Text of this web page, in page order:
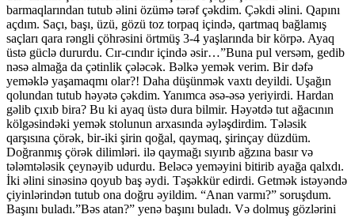
barmaqlarından tutub əlini özümə tərəf çəkdim. Çəkdi əlini. Qapını
açdım. Saçı, başı, üzü, gözü toz torpaq içində, qartmaq bağlamış
saçları qara rəngli çöhrəsini örtmüş 3-4 yaşlarında bir körpə. Ayaq
üstə güclə dururdu. Cır-cındır içində əsir…”Buna pul versəm, gedib
nəsə almağa da çətinlik çələcək. Bəlkə yemək verim. Bir dəfə
yeməklə yaşamaqmı olar?! Daha düşünmək vaxtı deyildi. Uşağın
qolundan tutub həyətə çəkdim. Yanımca əsə-əsə yeriyirdi. Hardan
gəlib çıxıb bira? Bu ki ayaq üstə dura bilmir. Həyətdə tut ağacının
kölgəsindəki yemək stolunun arxasında əyləşdirdim. Tələsik
qarşısına çörək, bir-iki şirin qoğal, qaymaq, şirinçay düzdüm.
Doğranmış çörək dilimləri. ilə qaymağı sıyırıb ağzına basır və
tələmtələsik çeynəyib udurdu. Beləcə yeməyini bitirib ayağa qalxdı.
İki əlini sinəsinə qoyub baş əydi. Təşəkkür edirdi. Getmək istəyəndə
çiyinlərindən tutub ona doğru əyildim. “Anan varmı?” soruşdum.
Başını buladı.”Bəs atan?” yenə başını buladı. Və dolmuş gözlərini